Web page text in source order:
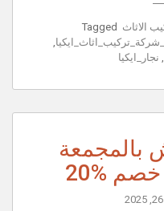
الاثاث Tagged
,
, نجار_ايكيا